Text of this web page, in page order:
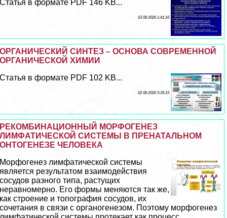
Статья в формате PDF 146 KB...
03 08 2026 1:41:16
ОРГАНИЧЕСКИЙ СИНТЕЗ – ОСНОВА СОВРЕМЕННОЙ
ОРГАНИЧЕСКОЙ ХИМИИ
Статья в формате PDF 102 KB...
02 08 2026 5:35:15
РЕКОМБИНАЦИОННЫЙ МОРФОГЕНЕЗ
ЛИМФАТИЧЕСКОЙ СИСТЕМЫ В ПРЕНАТАЛЬНОМ
ОНТОГЕНЕЗЕ ЧЕЛОВЕКА
Морфогенез лимфатической системы
является результатом взаимодействия
сосудов разного типа, растущих
неравномерно. Его формы меняются так же,
как строение и топография сосудов, их
сочетания в связи с органогенезом. Поэтому морфогенез